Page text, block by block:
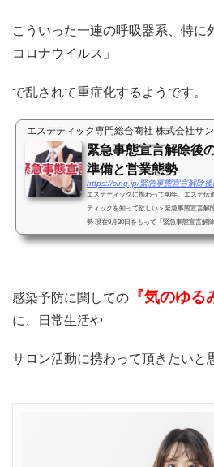
こういった一連の呼吸器系、特に
コロナウイルス」
で乱されて重症化するようです。
エステティック専門総合商社 株式会社サ
緊急事態宣言解除後
準備と営業態勢
https://cinq.jp/緊急事態宣言解除
エステティックに携わって40年、エステ
ティックを知って欲しい＞緊急事態宣言解
勢 現在9月30日をもって「緊急事態宣言解
など各地方自治体の独自見...
感染予防に関しての 『気のゆる
に、日常生活や
サロン活動に携わって頂きたいと